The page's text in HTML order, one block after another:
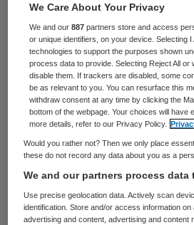
de melding van baby
inspectie dinsdag kenbaar
De instantie zegt het
oordeel van de commissie-
onderzoek deed naar
liep in 2007, vlak na zijn
hersenbeschadiging op na
darmoperatie in het
Centrum Groningen
We Care About Your Privacy
We and our887 partners store and access
or unique identifiers, on your device. Selecting
technologies to support the purposes shown
process data to provide. Selecting Reject All or
disable them. If trackers are disabled, some
be as relevant to you. You can resurface this
withdraw consent at any time by clicking the
bottom of the webpage. Your choices will have
more details, refer to our Privacy Policy.
Would you rather not? Then we only place
these do not record any data about you as a
We and our partners process data
Use precise geolocation data. Actively scan
identification. Store and/or access information
advertising and content, advertising and content